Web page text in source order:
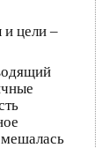
и цели –